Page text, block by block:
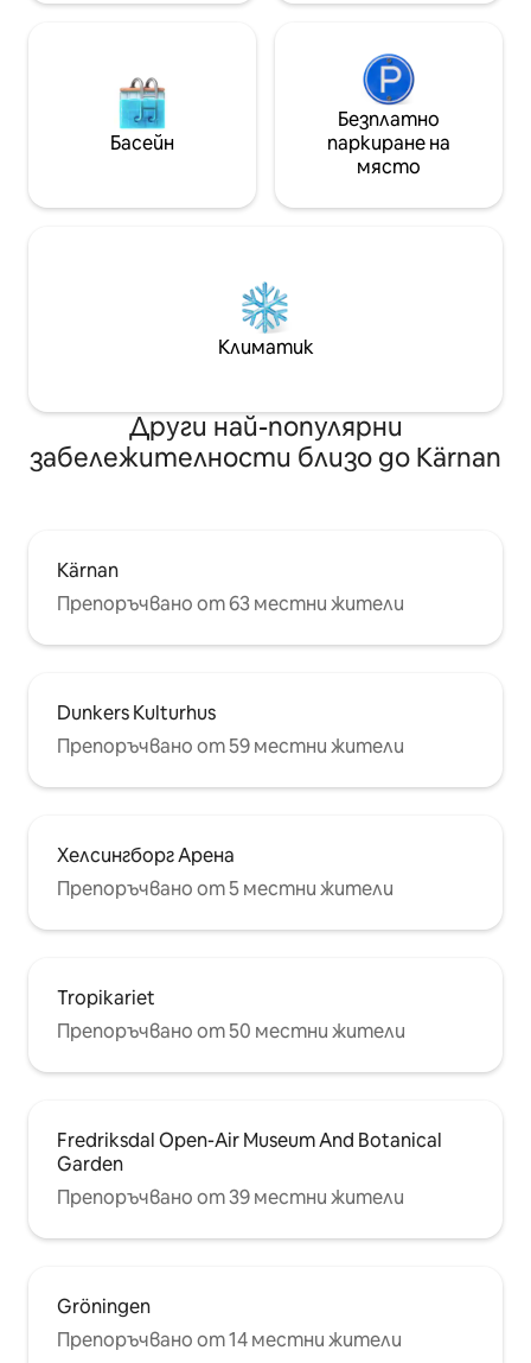
Басейн
Безплатно
паркиране на
място
Климатик
Други най-популярни
забележителности близо до Kärnan
Kärnan
Препоръчвано от 63 местни жители
Dunkers Kulturhus
Препоръчвано от 59 местни жители
Хелсингборг Арена
Препоръчвано от 5 местни жители
Tropikariet
Препоръчвано от 50 местни жители
Fredriksdal Open-Air Museum And Botanical
Garden
Препоръчвано от 39 местни жители
Gröningen
Препоръчвано от 14 местни жители